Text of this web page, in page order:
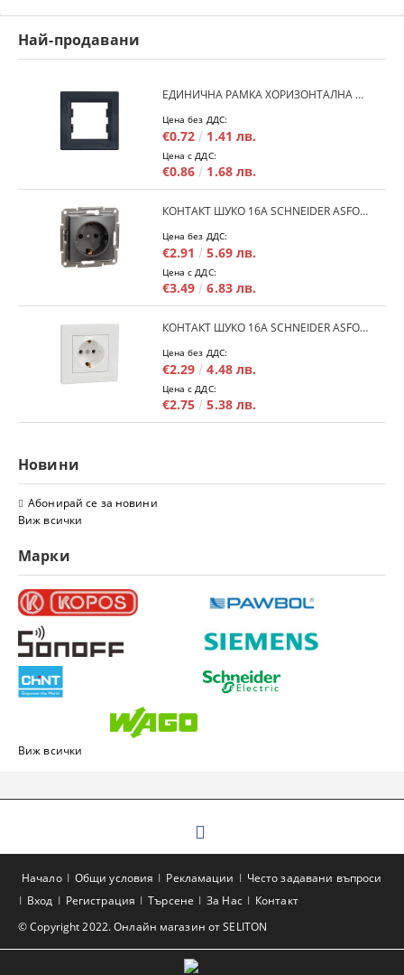
Най-продавани
ЕДИНИЧНА РАМКА ХОРИЗОНТАЛНА SCHNEIDER ASFORA EPH5800171 - АНТРАЦИТ
Цена без ДДС:
€0.72 1.41 лв.
Цена с ДДС:
€0.86 1.68 лв.
КОНТАКТ ШУКО 16A SCHNEIDER ASFORA EPH2900171 - АНРАЦИТ
Цена без ДДС:
€2.91 5.69 лв.
Цена с ДДС:
€3.49 6.83 лв.
КОНТАКТ ШУКО 16A SCHNEIDER ASFORA EPH2900121 - БЯЛ
Цена без ДДС:
€2.29 4.48 лв.
Цена с ДДС:
€2.75 5.38 лв.
Новини
Абонирай се за новини
Виж всички
Марки
Виж всички
© Copyright 2022. Онлайн магазин от SELITON
Начало Общи условия Рекламации
Често задавани въпроси
Вход
Регистрация Търсене За Нас Контакт